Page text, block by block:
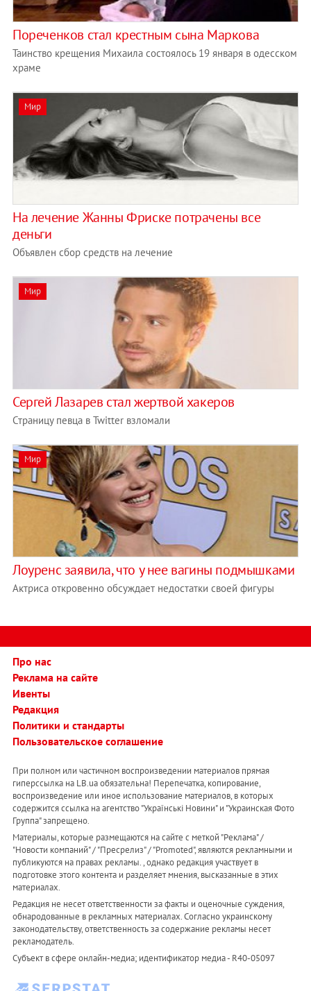
Пореченков стал крестным сына Маркова
Таинство крещения Михаила состоялось 19 января в одесском
храме
Мир
На лечение Жанны Фриске потрачены все
деньги
Объявлен сбор средств на лечение
Мир
Сергей Лазарев стал жертвой хакеров
Страницу певца в Twitter взломали
Мир
Лоуренс заявила, что у нее вагины подмышками
Актриса откровенно обсуждает недостатки своей фигуры
Про нас
Реклама на сайте
Ивенты
Редакция
Политики и стандарты
Пользовательское соглашение
При полном или частичном воспроизведении материалов прямая
гиперссылка на LB.ua обязательна! Перепечатка, копирование,
воспроизведение или иное использование материалов, в которых
содержится ссылка на агентство "Українськi Новини" и "Украинская Фото
Группа" запрещено.
Материалы, которые размещаются на сайте с меткой "Реклама" /
"Новости компаний" / "Пресрелиз" / "Promoted", являются рекламными и
публикуются на правах рекламы. , однако редакция участвует в
подготовке этого контента и разделяет мнения, высказанные в этих
материалах.
Редакция не несет ответственности за факты и оценочные суждения,
обнародованные в рекламных материалах. Согласно украинскому
законодательству, ответственность за содержание рекламы несет
рекламодатель.
Субъект в сфере онлайн-медиа; идентификатор медиа - R40-05097